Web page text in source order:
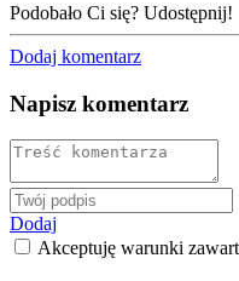
Podobało Ci się? Udostępnij!
Dodaj komentarz
Napisz komentarz
Dodaj
Akceptuję warunki